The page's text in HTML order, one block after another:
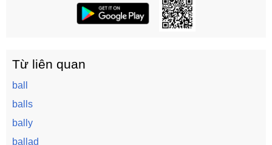
Từ liên quan
ball
balls
bally
ballad